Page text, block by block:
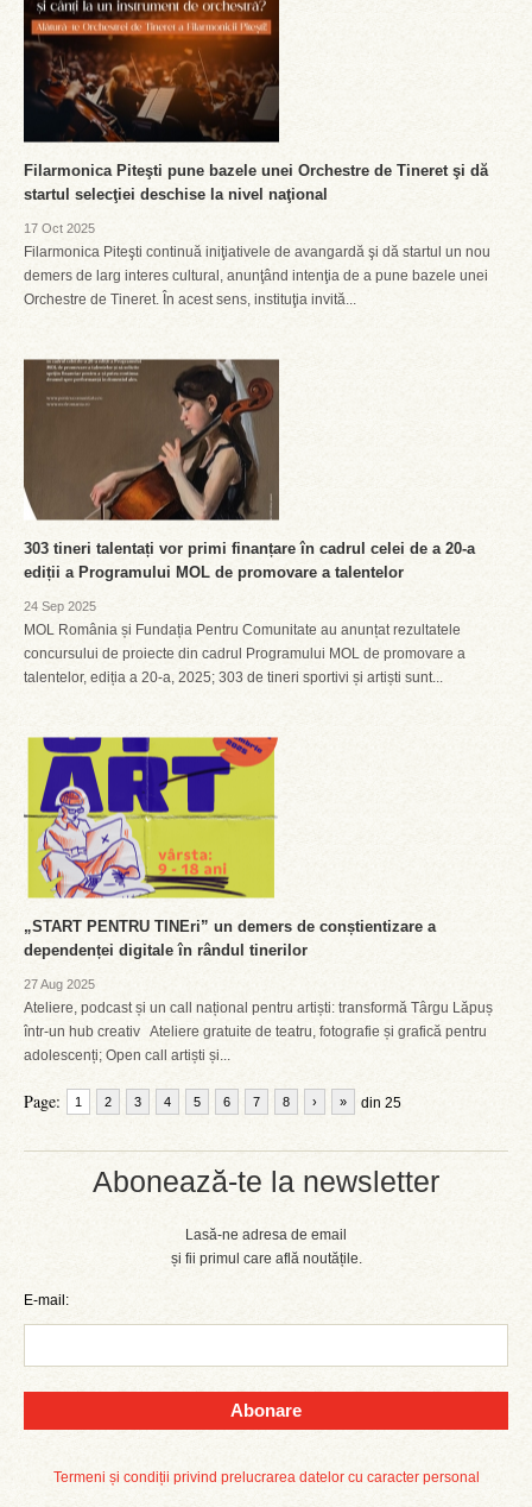
Abonează-te la newsletter
Lasă-ne adresa de email
și fii primul care află noutățile.
E-mail:
Abonare
Termeni și condiții privind prelucrarea datelor cu caracter personal
Filarmonica Piteşti pune bazele unei Orchestre de Tineret şi dă
startul selecţiei deschise la nivel naţional
17 Oct 2025
Filarmonica Piteşti continuă iniţiativele de avangardă şi dă startul un nou
demers de larg interes cultural, anunţând intenţia de a pune bazele unei
Orchestre de Tineret. În acest sens, instituţia invită...
303 tineri talentați vor primi finanțare în cadrul celei de a 20-a
ediții a Programului MOL de promovare a talentelor
24 Sep 2025
MOL România și Fundația Pentru Comunitate au anunțat rezultatele
concursului de proiecte din cadrul Programului MOL de promovare a
talentelor, ediția a 20-a, 2025; 303 de tineri sportivi și artiști sunt...
„START PENTRU TINEri” un demers de conștientizare a
dependenței digitale în rândul tinerilor
27 Aug 2025
Ateliere, podcast și un call național pentru artiști: transformă Târgu Lăpuș
într-un hub creativ Ateliere gratuite de teatru, fotografie și grafică pentru
adolescenți; Open call artiști și...
Page: 1 2 3 4 5 6 7 8 din 25
› »